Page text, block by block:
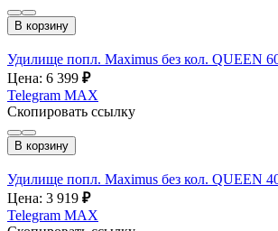
В корзину
Удилище попл. Maximus без кол. QUEEN
Цена: 6 399 ₽
Telegram MAX
Скопировать ссылку
В корзину
Удилище попл. Maximus без кол. QUEEN
Цена: 3 919 ₽
Telegram MAX